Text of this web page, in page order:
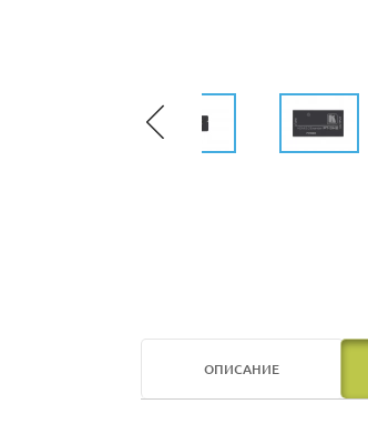
ОПИСАНИЕ